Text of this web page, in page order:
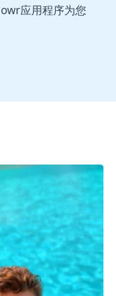
应用程序为您